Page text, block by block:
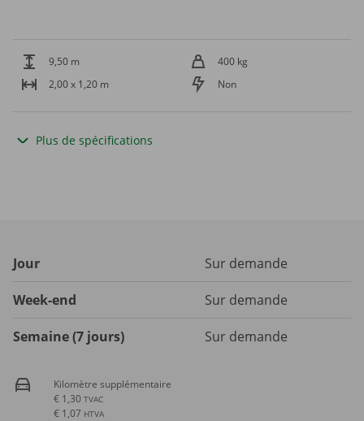
9,50 m
400 kg
2,00 x 1,20 m
Non
Plus de spécifications
Jour Sur demande
Week-end Sur demande
Semaine (7 jours) Sur demande
Kilomètre supplémentaire
€ 1,30 TVAC
€ 1,07 HTVA